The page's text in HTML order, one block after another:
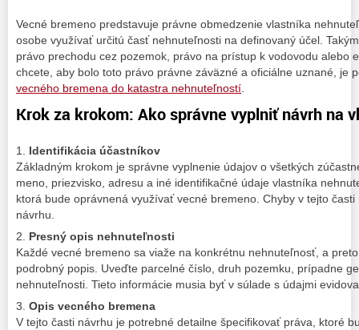
Vecné bremeno predstavuje právne obmedzenie vlastníka
osobe využívať určitú časť nehnuteľnosti na definovaný účel.
právo prechodu cez pozemok, právo na prístup k vodovodu alebo
chcete, aby bolo toto právo právne záväzné a oficiálne uznané, je
vecného bremena do katastra nehnuteľností
Krok za krokom: Ako správne vyplniť návrh na
1. Identifikácia účastníkov
Základným krokom je správne vyplnenie údajov o všetkých
meno, priezvisko, adresu a iné identifikačné údaje vlastníka
ktorá bude oprávnená využívať vecné bremeno. Chyby v tejto
návrhu.
2. Presný opis nehnuteľnosti
Každé vecné bremeno sa viaže na konkrétnu nehnuteľnosť, a
podrobný popis. Uveďte parcelné číslo, druh pozemku, prípadne
nehnuteľnosti. Tieto informácie musia byť v súlade s údajmi
3. Opis vecného bremena
V tejto časti návrhu je potrebné detailne špecifikovať práva, ktoré